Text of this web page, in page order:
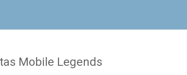
Mobile Legends